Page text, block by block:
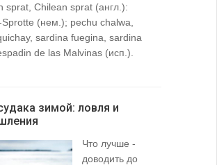
sprat, Chilean sprat (англ.):
(нем.); pechu chalwa,
sardina fuegina, sardina
de las Malvinas (исп.).
зимой: ловля и
Что лучше -
доводить до